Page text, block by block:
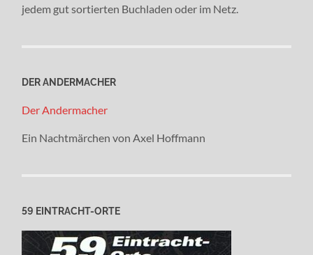
jedem gut sortierten Buchladen oder im Netz.
DER ANDERMACHER
Der Andermacher
Ein Nachtmärchen von Axel Hoffmann
59 EINTRACHT-ORTE